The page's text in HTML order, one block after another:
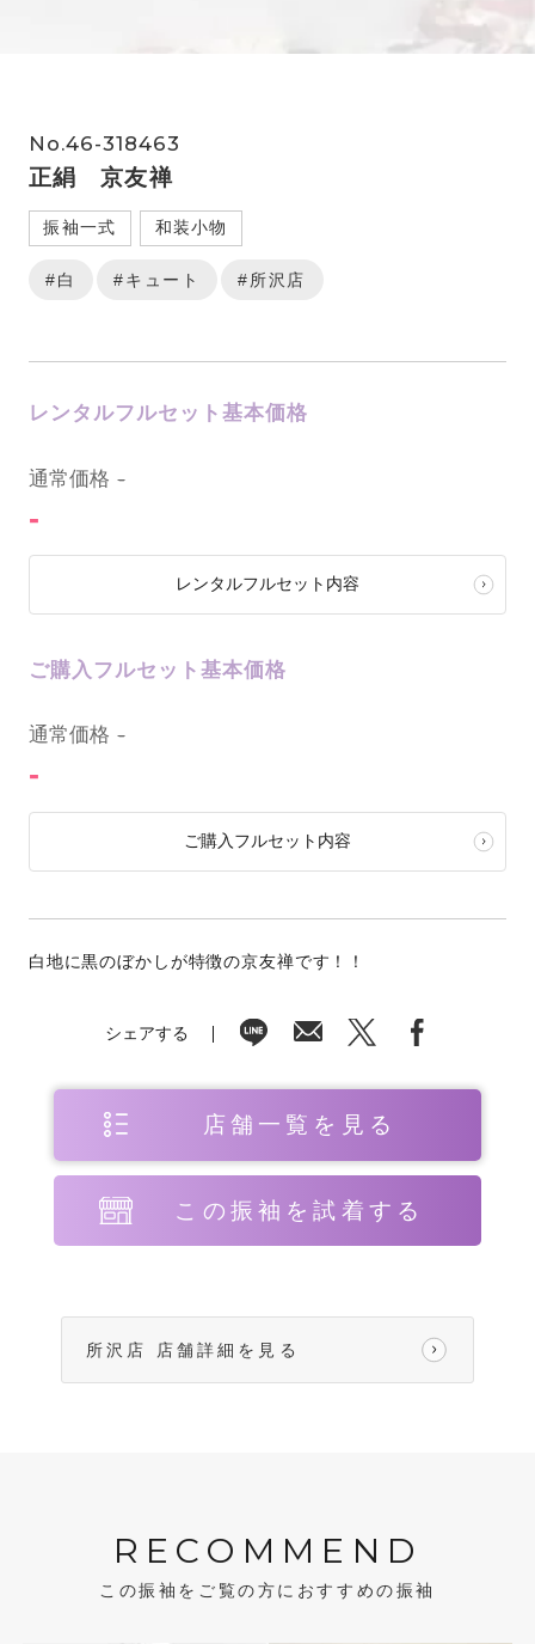
No.46-318463
正絹 京友禅
振袖一式 和装小物
#白 #キュート #所沢店
レンタルフルセット基本価格
通常価格 -
-
レンタルフルセット内容
ご購入フルセット基本価格
通常価格 -
-
ご購入フルセット内容
白地に黒のぼかしが特徴の京友禅です！！
シェアする
店舗一覧を見る
この振袖を試着する
所沢店 店舗詳細を見る
RECOMMEND
この振袖をご覧の方におすすめの振袖